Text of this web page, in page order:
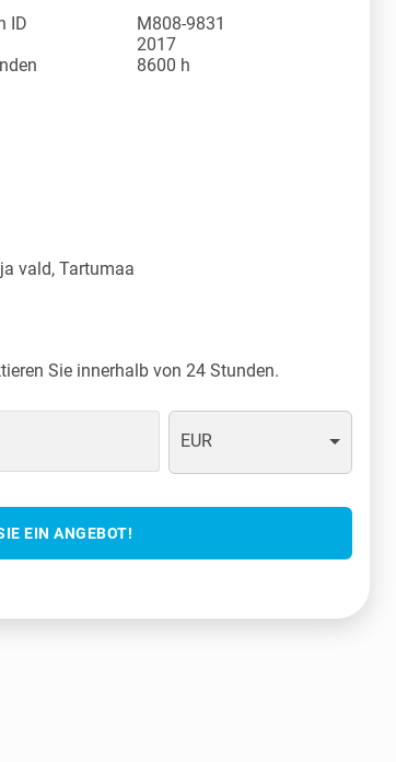
ID
M808-9831
2017
8600 h
vald, Tartumaa
Sie innerhalb von 24 Stunden.
EUR
EIN ANGEBOT!